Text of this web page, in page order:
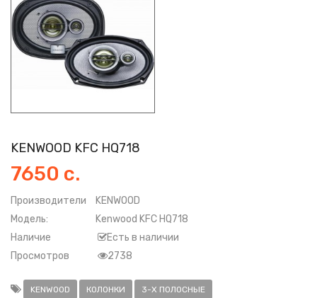
KENWOOD KFC HQ718
7650 с.
Производители
KENWOOD
Модель:
Kenwood KFC HQ718
Наличие
Есть в наличии
Просмотров
2738
KENWOOD КОЛОНКИ 3-Х ПОЛОСНЫЕ